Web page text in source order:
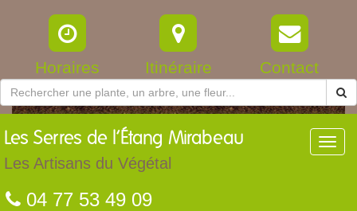
Horaires Itinéraire Contact
Les Serres de l’Étang Mirabeau
Les Artisans du Végétal
04 77 53 49 09